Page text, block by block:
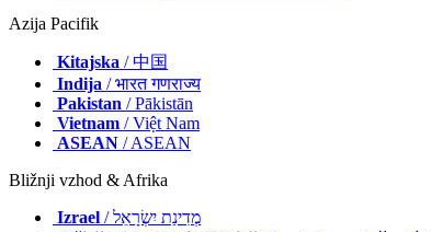
Azija Pacifik
Kitajska / 中国
Indija / भारत गणराज्य
Pakistan / Pākistān
Vietnam / Việt Nam
ASEAN / ASEAN
Bližnji vzhod & Afrika
Izrael
/ מְדִינַת יִשְׂרָאֵל